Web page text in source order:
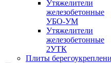
Утяжелители
железобетонные
УБО-УМ
Утяжелители
железобетонные
2УТК
Плиты